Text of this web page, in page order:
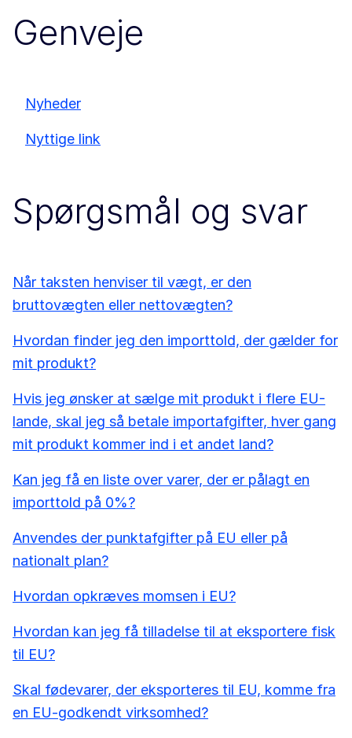
Genveje
Nyheder
Nyttige link
Spørgsmål og svar
Når taksten henviser til vægt, er den
bruttovægten eller nettovægten?
Hvordan finder jeg den importtold, der gælder for
mit produkt?
Hvis jeg ønsker at sælge mit produkt i flere EU-
lande, skal jeg så betale importafgifter, hver gang
mit produkt kommer ind i et andet land?
Kan jeg få en liste over varer, der er pålagt en
importtold på 0%?
Anvendes der punktafgifter på EU eller på
nationalt plan?
Hvordan opkræves momsen i EU?
Hvordan kan jeg få tilladelse til at eksportere fisk
til EU?
Skal fødevarer, der eksporteres til EU, komme fra
en EU-godkendt virksomhed?